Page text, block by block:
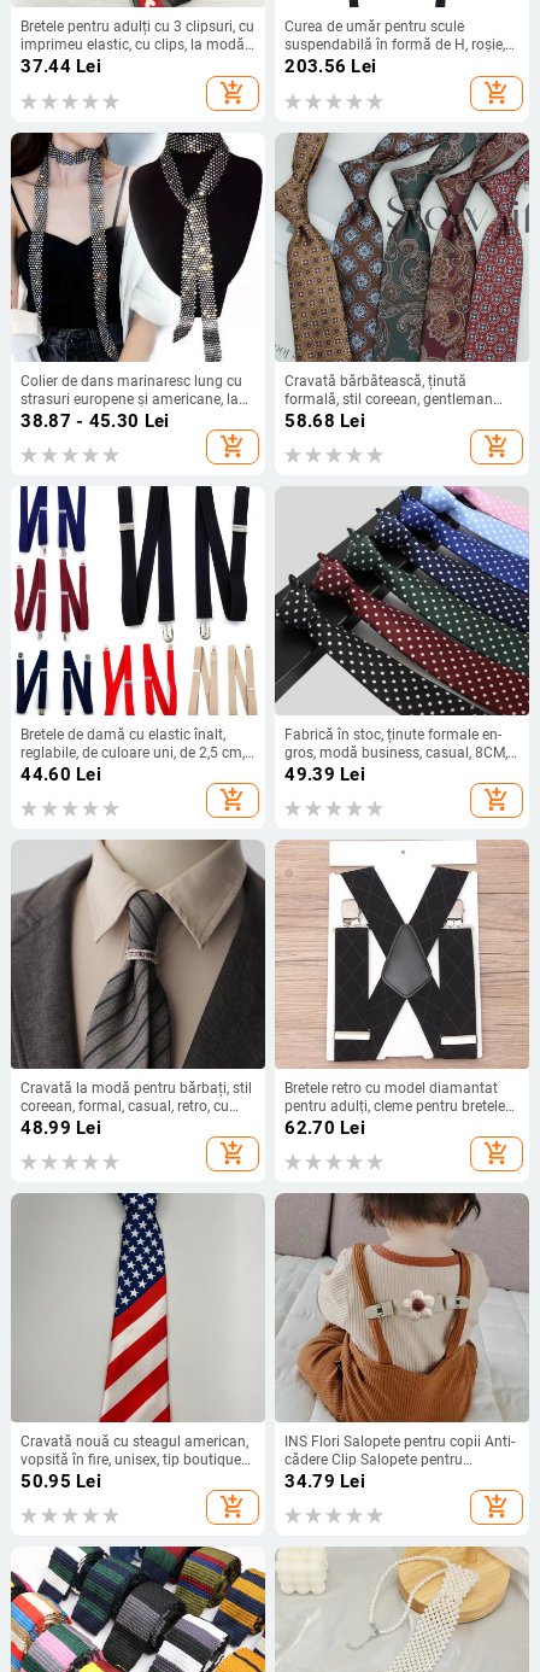
Bretele pentru adulți cu 3 clipsuri, cu
imprimeu elastic, cu clips, la modă,
cu inimă de piersică
37.44Lei
add_shopping_cart
Curea de umăr pentru scule
suspendabilă în formă de H, roșie,
cu magnet multifuncțional, 1680D
203.56 Lei
add_shopping_cart
Colier de dans marinaresc lung cu
strasuri europene și americane, lanț
de talie transfrontalier, producător
de lanț de pulover Amazon, cravată
cu dragoste îndepărtată
38.87 - 45.30 Lei
add_shopping_cart
Cravată bărbătească, ținută
formală, stil coreean, gentleman
britanic, stil european și american,
maro, kaki, ținută de afaceri, 8CM,
modă manuală
58.68 Lei
add_shopping_cart
Bretele de damă cu elastic înalt,
reglabile, de culoare uni, de 2,5 cm,
cu 4 clipsuri
44.60 Lei
add_shopping_cart
Fabrică în stoc, ținute formale en-
gros, modă business, casual, 8CM,
buline, culoare solidă, nuntă,
cravată de lucru profesională cu
buline
49.39 Lei
add_shopping_cart
Cravată la modă pentru bărbați, stil
coreean, formal, casual, retro, cu
buline, floral, pentru tineret,
48.99 Lei
add_shopping_cart
Bretele retro cu model diamantat
pentru adulți, cleme pentru bretele
pentru bărbați, bretele pentru
pantaloni, bretele, bretele pentru
pantaloni
62.70 Lei
add_shopping_cart
Cravată nouă cu steagul american,
vopsită în fire, unisex, tip boutique
de modă, cu motive florale, club de
noapte, divertisment, distracție și
agrement
50.95 Lei
add_shopping_cart
INS Flori Salopete pentru copii Anti-
cădere Clip Salopete pentru
bebeluși Fustă Curea de umăr Anti-
alunecare Cădere Clip fix Anti-
cădere Artefact de umăr
34.79 Lei
add_shopping_cart